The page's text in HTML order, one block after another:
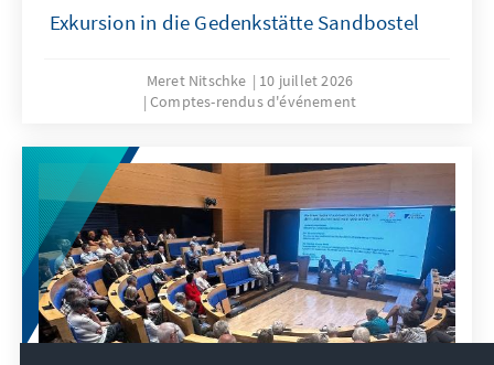
Exkursion in die Gedenkstätte Sandbostel
Meret Nitschke
10 juillet 2026
Comptes-rendus d'événement